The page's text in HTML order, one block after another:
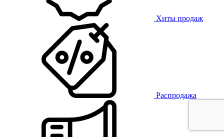
Хиты продаж
Распродажа